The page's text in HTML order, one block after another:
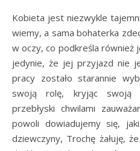
Kobieta jest niezwykle
wiemy, a sama bohaterka
w oczy, co podkreśla również
jedynie, że jej przyjazd nie
pracy zostało starannie
swoją rolę, kryjąc swoją
przebłyski chwilami
powoli dowiadujemy się,
dziewczyny, Trochę żałuję,